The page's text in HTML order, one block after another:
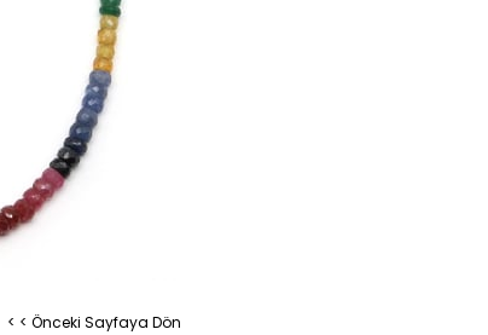
< < Önceki Sayfaya Dön